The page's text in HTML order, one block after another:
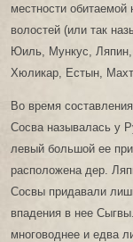
местности
волостей (или так
Юиль, Мункус, Ляпин,
Хюликар, Естын,
Во время
Сосва называлась у
левый большой ее
расположена дер.
Сосвы придавали
впадения в нее
многоводнее и едва